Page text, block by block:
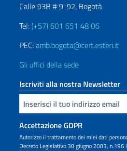
Calle 93B # 9-92, Bogotà
Tel: (+57) 601 651 48 06
PEC:amb.bogota@cert.esteri.it
Gli uffici della sede
Iscriviti alla nostra Newsletter
Inserisci la tua email
Accettazione GDPR
Autorizzo il trattamento dei miei dati
Decreto Legislativo 30 giugno 2003, n.196